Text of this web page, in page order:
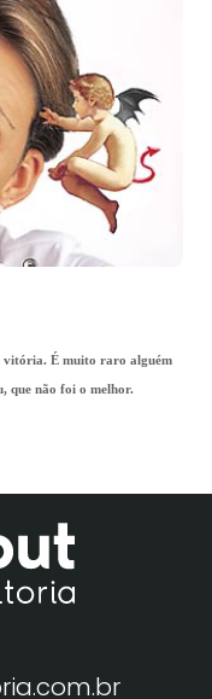
vitória. É muito raro alguém
que não foi o melhor.